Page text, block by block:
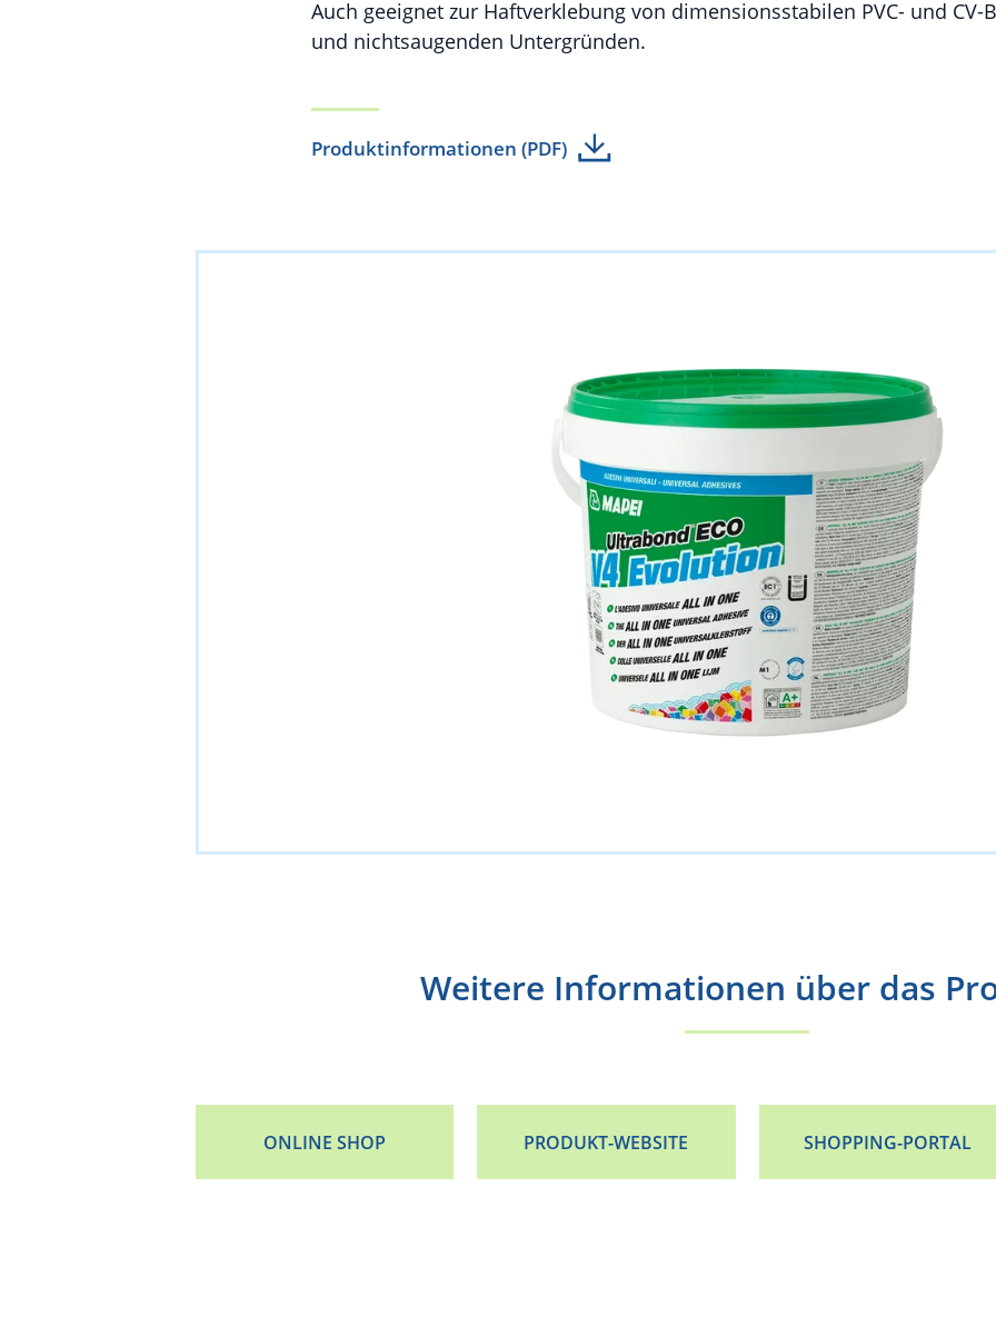
Auch geeignet zur Haftverklebung von dimensionsstabilen PVC- und CV-
und nichtsaugenden Untergründen.
Produktinformationen (PDF)
Weitere Informationen über das
ONLINE SHOP PRODUKT-WEBSITE SHOPPING-PORTAL